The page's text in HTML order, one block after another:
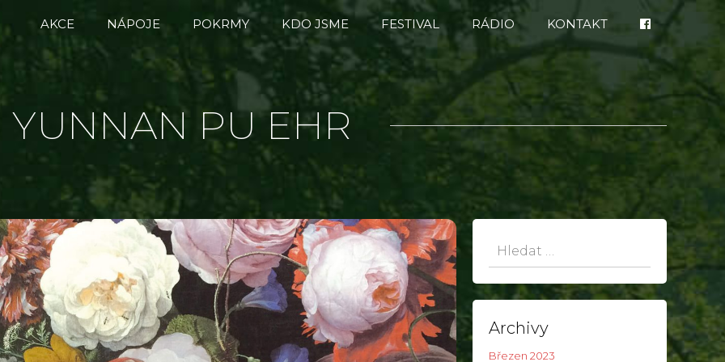
AKCE NÁPOJE POKRMY KDO JSME FESTIVAL RÁDIO KONTAKT
YUNNAN PU EHR
Hledat:
Archivy
Březen 2023